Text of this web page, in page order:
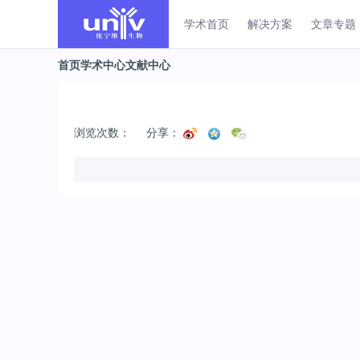
学术首页 解决方案 文章专题
首页学术中心文献中心
浏览次数： 分享：